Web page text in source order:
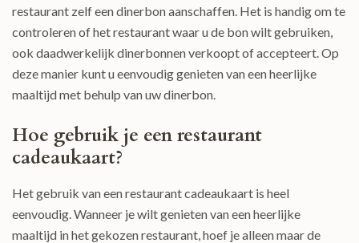
restaurant zelf een dinerbon aanschaffen. Het is handig om te
controleren of het restaurant waar u de bon wilt gebruiken,
ook daadwerkelijk dinerbonnen verkoopt of accepteert. Op
deze manier kunt u eenvoudig genieten van een heerlijke
maaltijd met behulp van uw dinerbon.
Hoe gebruik je een restaurant
cadeaukaart?
Het gebruik van een restaurant cadeaukaart is heel
eenvoudig. Wanneer je wilt genieten van een heerlijke
maaltijd in het gekozen restaurant, hoef je alleen maar de